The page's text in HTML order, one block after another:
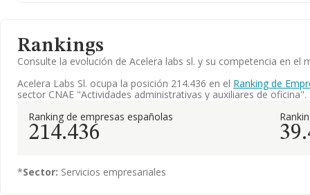
Rankings
Consulte la evolución de Acelera labs sl. y su competencia en el
Acelera Labs Sl. ocupa la posición 214.436 en el Ranking de
sector CNAE "Actividades administrativas y auxiliares de oficina".
Ranking de empresas españolas
214.436
*Sector: Servicios empresariales